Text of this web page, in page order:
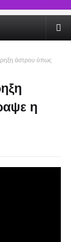
άστρου όπως
η